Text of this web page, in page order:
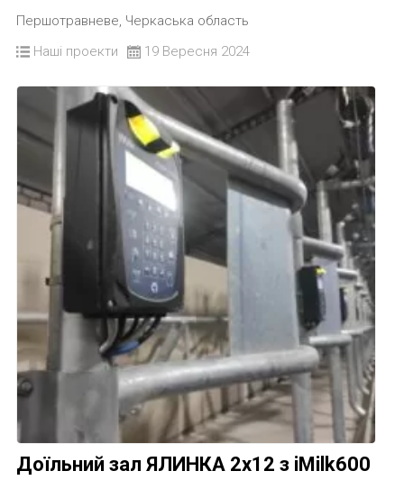
Першотравневе, Черкаська область
Наші проекти
19 Вересня 2024
Доїльний зал ЯЛИНКА 2х12 з iMilk600